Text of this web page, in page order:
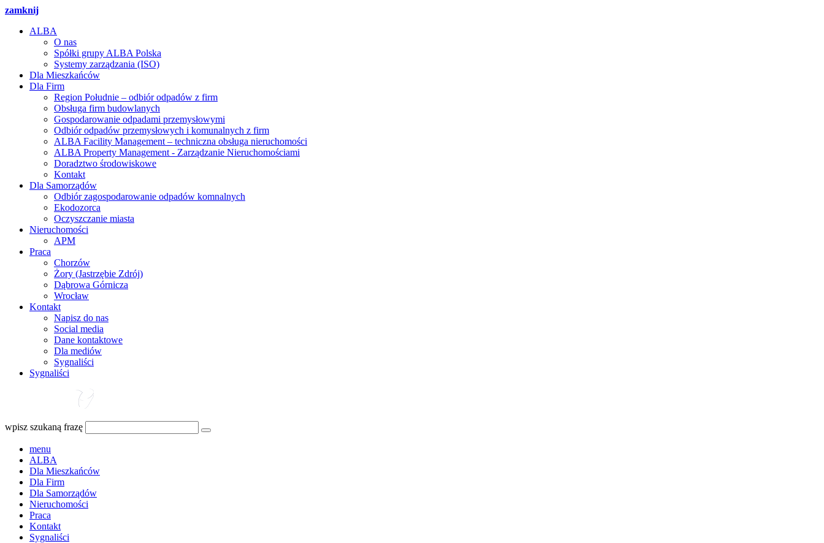
zamknij
ALBA
O nas
Spółki grupy ALBA Polska
Systemy zarządzania (ISO)
Dla Mieszkańców
Dla Firm
Region Południe – odbiór odpadów z firm
Obsługa firm budowlanych
Gospodarowanie odpadami przemysłowymi
Odbiór odpadów przemysłowych i komunalnych z firm
ALBA Facility Management – techniczna obsługa nieruchomości
ALBA Property Management - Zarządzanie Nieruchomościami
Doradztwo środowiskowe
Kontakt
Dla Samorządów
Odbiór zagospodarowanie odpadów komnalnych
Ekodozorca
Oczyszczanie miasta
Nieruchomości
APM
Praca
Chorzów
Żory (Jastrzębie Zdrój)
Dąbrowa Górnicza
Wrocław
Kontakt
Napisz do nas
Social media
Dane kontaktowe
Dla mediów
Sygnaliści
Sygnaliści
wpisz szukaną frazę
menu
ALBA
Dla Mieszkańców
Dla Firm
Dla Samorządów
Nieruchomości
Praca
Kontakt
Sygnaliści